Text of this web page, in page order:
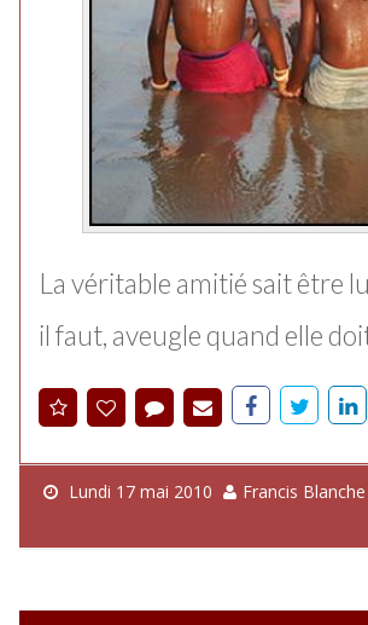
La véritable amitié sait être
il faut, aveugle quand elle
Lundi 17 mai 2010 Francis Blanche